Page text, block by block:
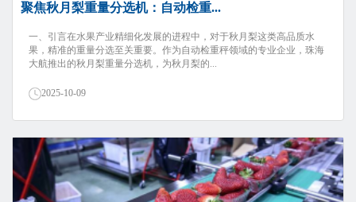
聚焦秋月梨重量分选机：自动检重...
一、引言在水果产业精细化发展的进程中，对于秋月梨这类高品质水
果，精准的重量分选至关重要。作为自动检重秤领域的专业企业，珠海
大航推出的秋月梨重量分选机，为秋月梨的...
2025-10-09